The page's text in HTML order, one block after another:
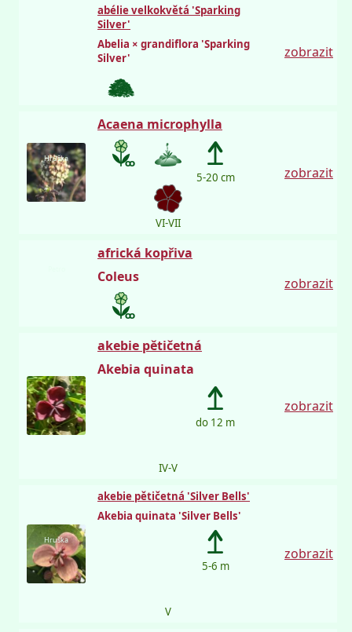
abélie velkokvětá 'Sparking
Silver'
Abelia × grandiflora 'Sparking
Silver'
zobrazit
Hruška
Acaena microphylla
5-20 cm
VI-VII
zobrazit
africká kopřiva
Coleus
zobrazit
akebie pětičetná
Akebia quinata
do 12 m
IV-V
zobrazit
Hruška
akebie pětičetná 'Silver Bells'
Akebia quinata 'Silver Bells'
5-6 m
V
zobrazit